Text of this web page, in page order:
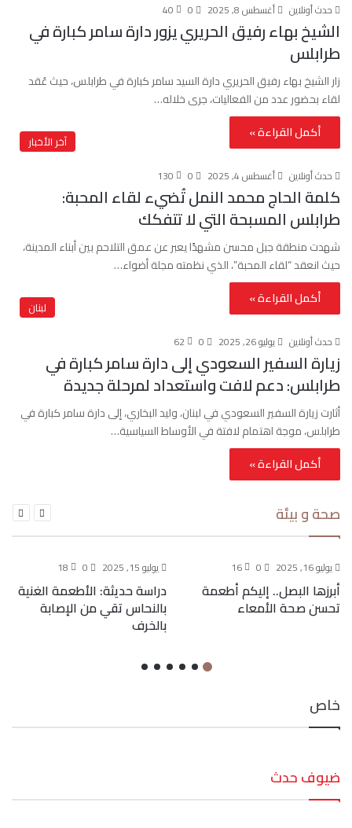
حدث أونلاين أغسطس 8, 2025 0
40
الشيخ بهاء رفيق الحريري يزور دارة سامر كبارة في
طرابلس
زار الشيخ بهاء رفيق الحريري دارة السيد سامر كبارة في طرابلس، حيث عُقد
لقاء بحضور عدد من الفعاليات، جرى خلاله…
أكمل القراءة »
آخر الأخبار
حدث أونلاين أغسطس 4, 2025 0
130
كلمة الحاج محمد النمل تُضيء لقاء المحبة:
طرابلس المسبحة التي لا تتفكك
شهدت منطقة جبل محسن مشهدًا يعبر عن عمق التلاحم بين أبناء المدينة،
حيث انعقد “لقاء المحبة”، الذي نظمته مجلة أضواء…
أكمل القراءة »
لبنان
حدث أونلاين يوليو 26, 2025 0
62
زيارة السفير السعودي إلى دارة سامر كبارة في
طرابلس: دعم لافت واستعداد لمرحلة جديدة
أثارت زيارة السفير السعودي في لبنان، وليد البخاري، إلى دارة سامر كبارة في
طرابلس، موجة اهتمام لافتة في الأوساط السياسية…
أكمل القراءة »
صحة و بيئة
يوليو 16, 2025 0
16
أبرزها البصل.. إليكم أطعمة
تحسن صحة الأمعاء
يوليو 15, 2025 0
18
دراسة حديثة: الأطعمة الغنية
بالنحاس تقي من الإصابة
بالخرف
خاص
ضيوف حدث